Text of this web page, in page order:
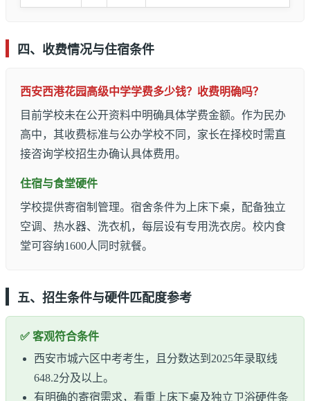
四、收费情况与住宿条件
西安西港花园高级中学学费多少钱？收费明确吗？
目前学校未在公开资料中明确具体学费金额。作为民办
高中，其收费标准与公办学校不同，家长在择校时需直
接咨询学校招生办确认具体费用。
住宿与食堂硬件
学校提供寄宿制管理。宿舍条件为上床下桌，配备独立
空调、热水器、洗衣机，每层设有专用洗衣房。校内食
堂可容纳1600人同时就餐。
五、招生条件与硬件匹配度参考
✅ 客观符合条件
西安市城六区中考考生，且分数达到2025年录取线
648.2分及以上。
有明确的寄宿需求，看重上床下桌及独立卫浴硬件条